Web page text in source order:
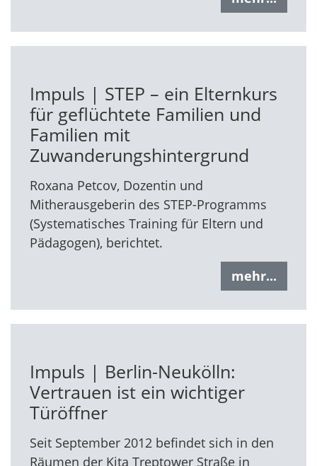
Impuls | STEP – ein Elternkurs
für geflüchtete Familien und
Familien mit
Zuwanderungshintergrund
Roxana Petcov, Dozentin und
Mitherausgeberin des STEP-Programms
(Systematisches Training für Eltern und
Pädagogen), berichtet.
mehr...
Impuls | Berlin-Neukölln:
Vertrauen ist ein wichtiger
Türöffner
Seit September 2012 befindet sich in den
Räumen der Kita Treptower Straße in